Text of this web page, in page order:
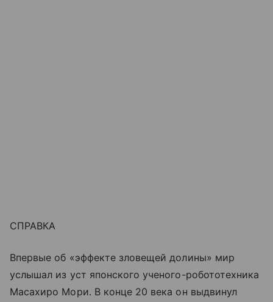
СПРАВКА
Впервые об «эффекте зловещей долины» мир
услышал из уст японского ученого-робототехника
Масахиро Мори. В конце 20 века он выдвинул